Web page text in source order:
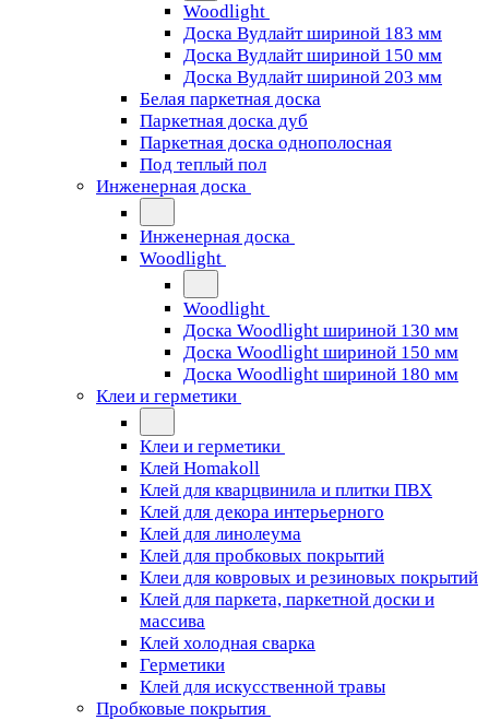
Woodlight
Доска Вудлайт шириной 183 мм
Доска Вудлайт шириной 150 мм
Доска Вудлайт шириной 203 мм
Белая паркетная доска
Паркетная доска дуб
Паркетная доска однополосная
Под теплый пол
Инженерная доска
Инженерная доска
Woodlight
Woodlight
Доска Woodlight шириной 130 мм
Доска Woodlight шириной 150 мм
Доска Woodlight шириной 180 мм
Клеи и герметики
Клеи и герметики
Клей Homakoll
Клей для кварцвинила и плитки ПВХ
Клей для декора интерьерного
Клей для линолеума
Клей для пробковых покрытий
Клеи для ковровых и резиновых покрытий
Клей для паркета, паркетной доски и
массива
Клей холодная сварка
Герметики
Клей для искусственной травы
Пробковые покрытия